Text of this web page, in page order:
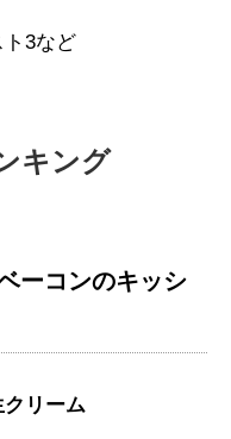
3など
キング
ーコンのキッシ
リーム